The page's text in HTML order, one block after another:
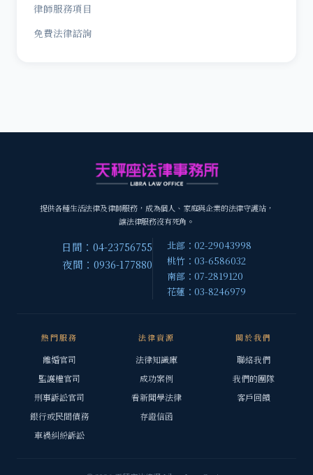
律師服務項目
免費法律諮詢
提供各種生活法律及律師服務，成為個人、家庭與企業的法律守護站，
讓法律服務沒有死角。
日間：04-23756755
夜間：0936-177880
北部：02-29043998
桃竹：03-6586032
南部：07-2819120
花蓮：03-8246979
熱門服務
離婚官司
監護權官司
刑事訴訟官司
銀行或民間債務
車禍糾紛訴訟
法律資源
法律知識庫
成功案例
看新聞學法律
存證信函
關於我們
聯絡我們
我們的團隊
客戶回饋